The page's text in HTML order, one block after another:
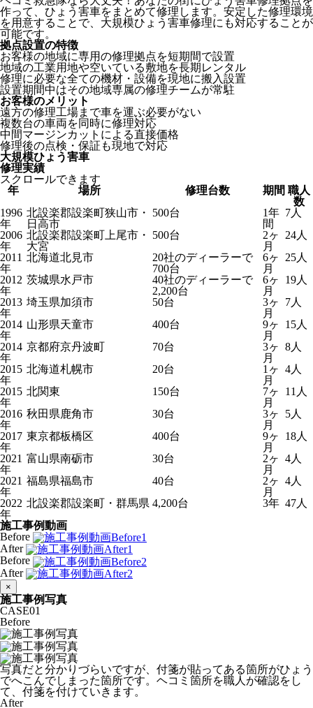
作って、ひょう害車をまとめて修理します。安定した修理環境
を用意することで、大規模ひょう害車修理にも対応することが
可能です。
拠点設置の特徴
お客様の地域に専用の修理拠点を短期間で設置
地域の工業用地や空いている敷地を長期レンタル
修理に必要な全ての機材・設備を現地に搬入設置
設置期間中はその地域専属の修理チームが常駐
お客様のメリット
遠方の修理工場まで車を運ぶ必要がない
複数台の車両を同時に修理対応
中間マージンカットによる直接価格
修理後の点検・保証も現地で対応
大規模ひょう害車
修理実績
スクロールできます
年
場所 修理台数 期間 職人
数
1996
年
北設楽郡設楽町狭山市・
日高市
500台
1年
間
7人
2006
年
北設楽郡設楽町上尾市・
大宮
500台
2ヶ
月
24人
2011
年
北海道北見市
20社のディーラーで
700台
6ヶ
月
25人
2012
年
茨城県水戸市
40社のディーラーで
2,200台
6ヶ
月
19人
2013
年
埼玉県加須市 50台
3ヶ
月
7人
2014
年
山形県天童市 400台
9ヶ
月
15人
2014
年
京都府京丹波町 70台
3ヶ
月
8人
2015
年
北海道札幌市 20台
1ヶ
月
4人
2015
年
北関東 150台
7ヶ
月
11人
2016
年
秋田県鹿角市 30台
3ヶ
月
5人
2017
年
東京都板橋区 400台
9ヶ
月
18人
2021
年
富山県南砺市 30台
2ヶ
月
4人
2021
年
福島県福島市 40台
2ヶ
月
4人
2022
年
北設楽郡設楽町・群馬県 4,200台 3年 47人
施工事例動画
Before
After
Before
After
×
施工事例写真
CASE01
Before
写真だと分かりづらいですが、付箋が貼ってある箇所がひょう
でへこんでしまった箇所です。ヘコミ箇所を職人が確認をし
て、付箋を付けていきます。
After